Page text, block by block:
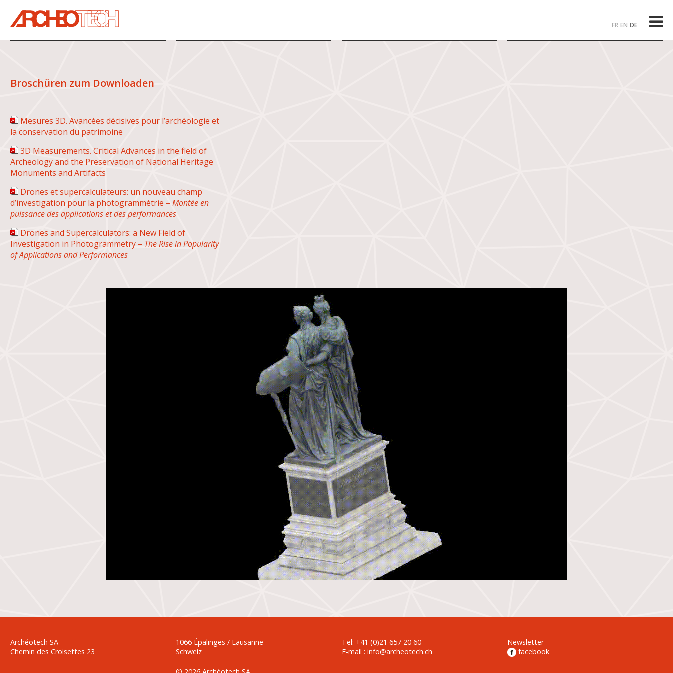
FR EN DE
Broschüren zum Downloaden
Mesures 3D. Avancées décisives pour l’archéologie et
la conservation du patrimoine
3D Measurements. Critical Advances in the field of
Archeology and the Preservation of National Heritage
Monuments and Artifacts
Drones et supercalculateurs: un nouveau champ
d’investigation pour la photogrammétrie – Montée en
puissance des applications et des performances
Drones and Supercalculators: a New Field of
Investigation in Photogrammetry – The Rise in Popularity
of Applications and Performances
Archéotech SA
Chemin des Croisettes 23
1066 Épalinges / Lausanne
Schweiz
Tel: +41 (0)21 657 20 60
E-mail : info@archeotech.ch
Newsletter
facebook